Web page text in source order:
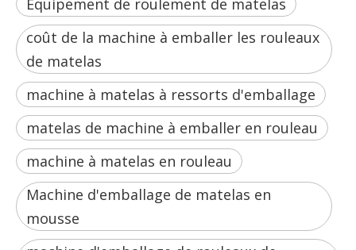
Équipement de roulement de matelas
coût de la machine à emballer les rouleaux
de matelas
machine à matelas à ressorts d'emballage
matelas de machine à emballer en rouleau
machine à matelas en rouleau
Machine d'emballage de matelas en
mousse